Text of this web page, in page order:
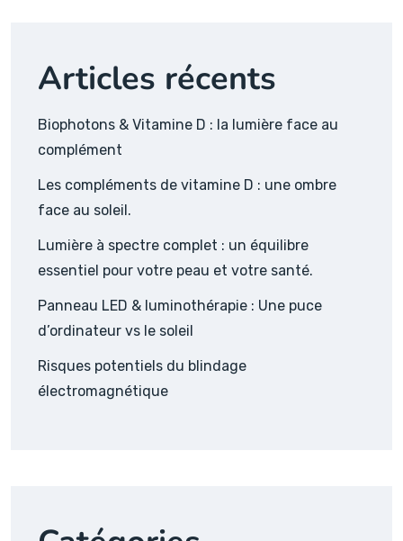
Articles récents
Biophotons & Vitamine D : la lumière face au
complément
Les compléments de vitamine D : une ombre
face au soleil.
Lumière à spectre complet : un équilibre
essentiel pour votre peau et votre santé.
Panneau LED & luminothérapie : Une puce
d’ordinateur vs le soleil
Risques potentiels du blindage
électromagnétique